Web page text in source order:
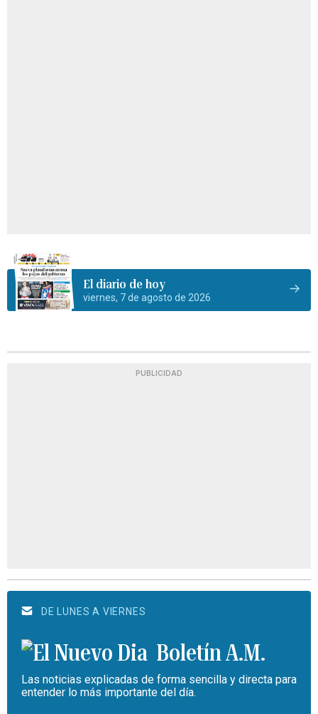
El diario de hoy
viernes, 7 de agosto de 2026
PUBLICIDAD
DE LUNES A VIERNES
Boletín A.M.
Las noticias explicadas de forma sencilla y directa para
entender lo más importante del día.